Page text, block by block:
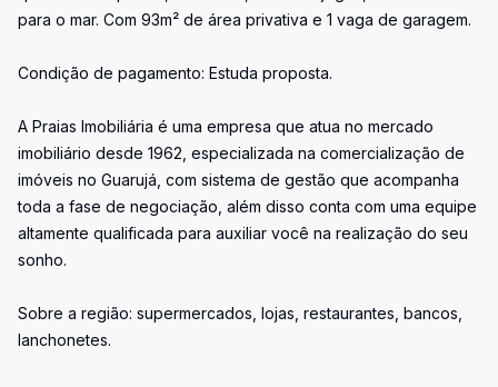
para o mar. Com 93m² de área privativa e 1 vaga de garagem.
Condição de pagamento: Estuda proposta.
A Praias Imobiliária é uma empresa que atua no mercado
imobiliário desde 1962, especializada na comercialização de
imóveis no Guarujá, com sistema de gestão que acompanha
toda a fase de negociação, além disso conta com uma equipe
altamente qualificada para auxiliar você na realização do seu
sonho.
Sobre a região: supermercados, lojas, restaurantes, bancos,
lanchonetes.